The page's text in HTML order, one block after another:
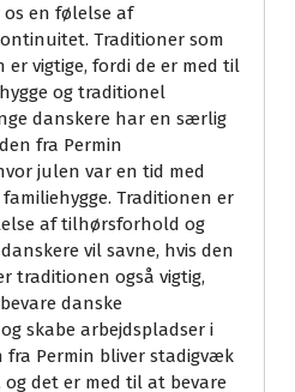
en følelse af
Traditioner som
vigtige, fordi de er med til
og traditionel
danskere har en særlig
fra Permin
julen var en tid med
Traditionen er
af tilhørsforhold og
vil savne, hvis den
traditionen også vigtig,
danske
skabe arbejdspladser i
fra Permin bliver stadigvæk
det er med til at bevare